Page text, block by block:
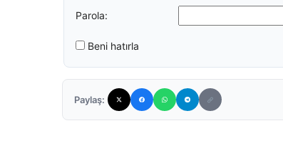
Parola:
Beni hatırla
Paylaş: